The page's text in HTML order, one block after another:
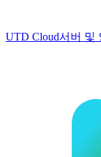
UTD Cloud서버 및